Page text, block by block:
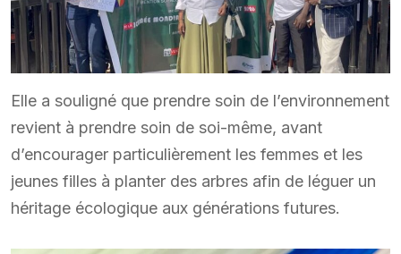
Elle a souligné que prendre soin de l’environnement
revient à prendre soin de soi-même, avant
d’encourager particulièrement les femmes et les
jeunes filles à planter des arbres afin de léguer un
héritage écologique aux générations futures.